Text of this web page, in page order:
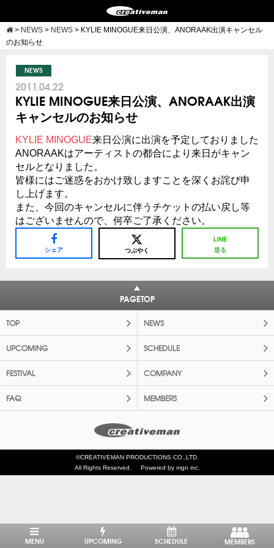
> NEWS > NEWS > KYLIE MINOGUE来日公演、ANORAAK出演キャンセル
のお知らせ
NEWS
2011.04.22
KYLIE MINOGUE来日公演、ANORAAK出演
キャンセルのお知らせ
KYLIE MINOGUE来日公演に出演を予定しておりました
ANORAAKはアーティストの都合により来日がキャン
セルとなりました。
皆様にはご迷惑をおかけ致しますことを深くお詫び申
し上げます。
また、今回のキャンセルに伴うチケットの払い戻し等
はございませんので、何卒ご了承ください。
シェア つぶやく 送る
PAGETOP
TOP NEWS
UPCOMING SCHEDULE
FESTIVAL COMPANY
FAQ MEMBERS
©CREATIVEMAN PRODUCTIONS CO.,LTD.
All Rights Reserved.
Powered by mgn inc.
MENU UPCOMING SCHEDULE MEMBERS